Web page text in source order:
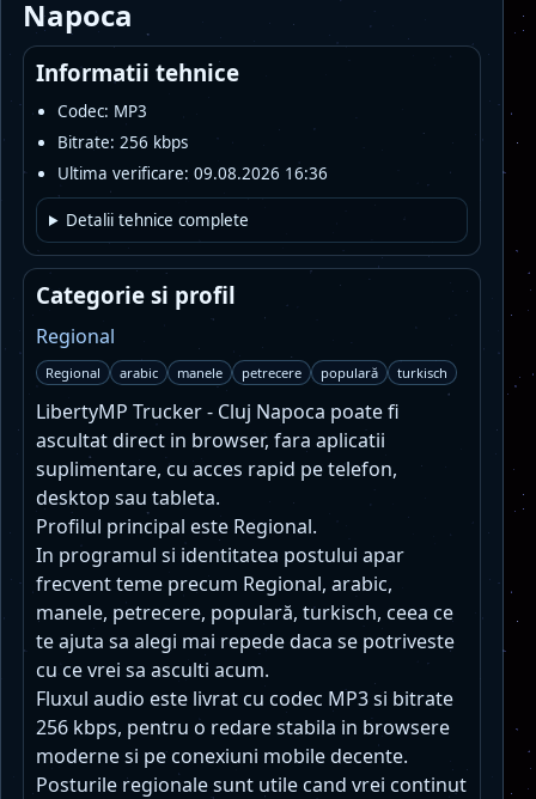
Napoca
Informatii tehnice
Codec: MP3
Bitrate: 256 kbps
Ultima verificare: 09.08.2026 16:36
Detalii tehnice complete
Categorie si profil
Regional
Regional arabic manele petrecere populară turkisch
LibertyMP Trucker - Cluj Napoca poate fi
ascultat direct in browser, fara aplicatii
suplimentare, cu acces rapid pe telefon,
desktop sau tableta.
Profilul principal este Regional.
In programul si identitatea postului apar
frecvent teme precum Regional, arabic,
manele, petrecere, populară, turkisch, ceea ce
te ajuta sa alegi mai repede daca se potriveste
cu ce vrei sa asculti acum.
Fluxul audio este livrat cu codec MP3 si bitrate
256 kbps, pentru o redare stabila in browsere
moderne si pe conexiuni mobile decente.
Posturile regionale sunt utile cand vrei continut